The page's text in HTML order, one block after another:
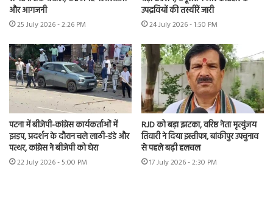
और आगजनी
25 July 2026 - 2:26 PM
उपद्रवियों की तस्वीरें जारी
24 July 2026 - 1:50 PM
पटना में बीजेपी-कांग्रेस कार्यकर्ताओं में
झड़प, प्रदर्शन के दौरान चले लाठी-डंडे और
पत्थर, कांग्रेस ने बीजेपी को घेरा
22 July 2026 - 5:00 PM
RJD को बड़ा झटका, वरिष्ठ नेता मृत्युंजय
तिवारी ने दिया इस्तीफा, बांकीपुर उपचुनाव
से पहले बढ़ी हलचल
17 July 2026 - 2:30 PM